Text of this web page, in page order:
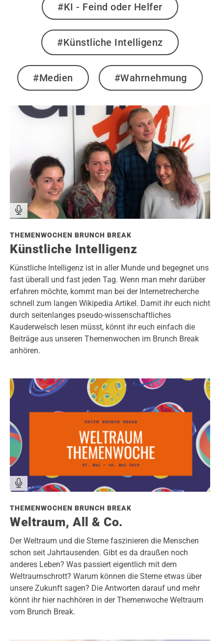
#KI - Feind oder Helfer
#Künstliche Intelligenz
#Medien #Wahrnehmung
THEMENWOCHEN BRUNCH BREAK
Künstliche Intelligenz
Künstliche Intelligenz ist in aller Munde und begegnet uns
fast überall und fast jeden Tag. Wenn man mehr darüber
erfahren möchte, kommt man bei der Internetrecherche
schnell zum langen Wikipedia Artikel. Damit ihr euch nicht
durch seitenlanges pseudo-wissenschaftliches
Kauderwelsch lesen müsst, könnt ihr euch einfach die
Beiträge aus unseren Themenwochen im Brunch Break
anhören.
THEMENWOCHEN BRUNCH BREAK
Weltraum, All & Co.
Der Weltraum und die Sterne faszinieren die Menschen
schon seit Jahrtausenden. Gibt es da draußen noch
anderes Leben? Was passiert eigentlich mit dem
Weltraumschrott? Warum können die Sterne etwas über
unsere Zukunft sagen? Die Antworten darauf und mehr
könnt ihr hier nachhören in der Themenwoche Weltraum
vom Brunch Break.